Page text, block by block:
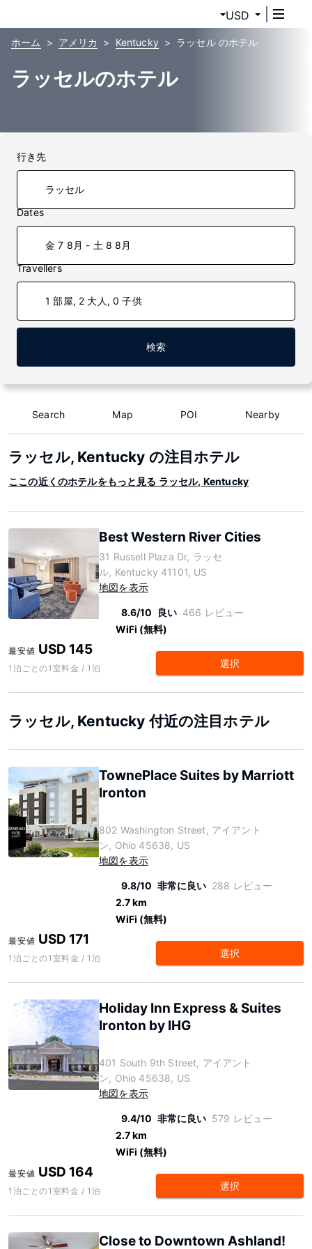
USD
ホーム アメリカ Kentucky ラッセル のホテル
ラッセルのホテル
行き先
Dates
金 7 8月 - 土 8 8月
Travellers
1 部屋, 2 大人, 0 子供
検索
Search Map POI Nearby
ラッセル, Kentucky の注目ホテル
ここの近くのホテルをもっと見る ラッセル, Kentucky
Best Western River Cities
31 Russell Plaza Dr, ラッセ
ル, Kentucky 41101, US
地図を表示
8.6/10 良い 466 レビュー
WiFi (無料)
最安値 USD 145
1泊ごとの1室料金 / 1泊 選択
ラッセル, Kentucky 付近の注目ホテル
TownePlace Suites by Marriott
Ironton
802 Washington Street, アイアント
ン, Ohio 45638, US
地図を表示
9.8/10 非常に良い 288 レビュー
2.7 km
WiFi (無料)
最安値 USD 171
1泊ごとの1室料金 / 1泊 選択
Holiday Inn Express & Suites
Ironton by IHG
401 South 9th Street, アイアント
ン, Ohio 45638, US
地図を表示
9.4/10 非常に良い 579 レビュー
2.7 km
WiFi (無料)
最安値 USD 164
1泊ごとの1室料金 / 1泊 選択
Close to Downtown Ashland!